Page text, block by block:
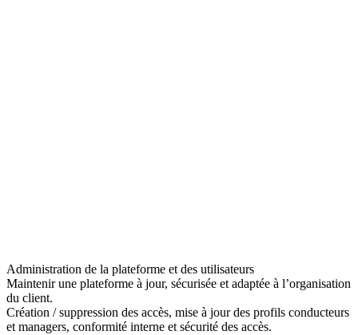
Administration de la plateforme et des utilisateurs
Maintenir une plateforme à jour, sécurisée et adaptée à l’organisation
du client.
Création / suppression des accès, mise à jour des profils conducteurs
et managers, conformité interne et sécurité des accès.